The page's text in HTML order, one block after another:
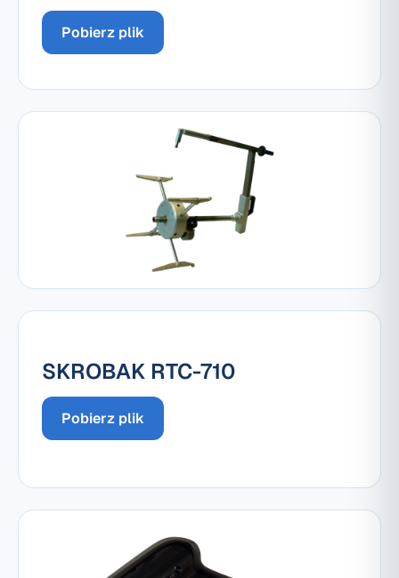
Pobierz plik
SKROBAK RTC-710
Pobierz plik